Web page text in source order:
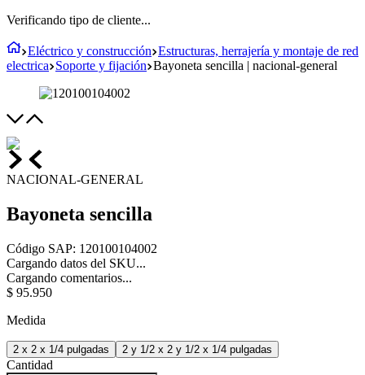
Verificando tipo de cliente...
Eléctrico y construcción Estructuras, herrajería y montaje de red
electrica Soporte y fijación Bayoneta sencilla | nacional-general
NACIONAL-GENERAL
Bayoneta sencilla
Código SAP: 120100104002
Cargando datos del SKU...
Cargando comentarios...
$ 95.950
Medida
2 x 2 x 1/4 pulgadas 2 y 1/2 x 2 y 1/2 x 1/4 pulgadas
Cantidad